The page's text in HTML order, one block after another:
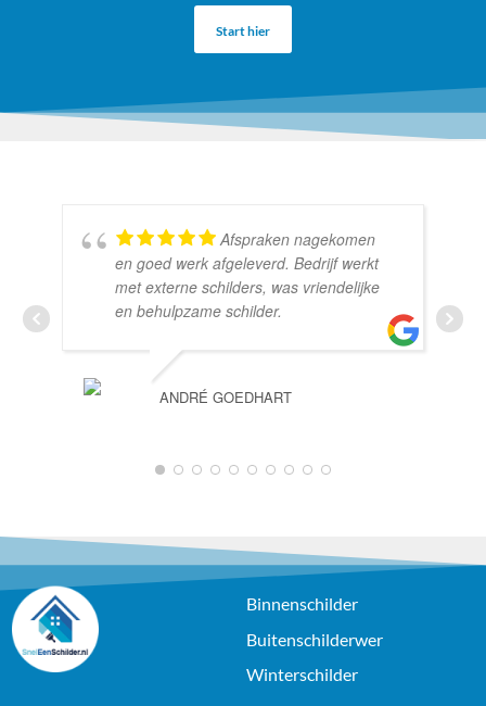
Start hier
Afspraken nagekomen
en goed werk afgeleverd. Bedrijf werkt
met externe schilders, was vriendelijke
en behulpzame schilder.
ANDRÉ GOEDHART
1 2 3 4 5 6 7 8 9 10
Binnenschilder
Buitenschilderwer
Winterschilder